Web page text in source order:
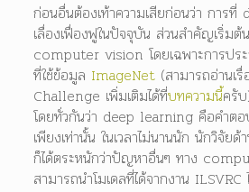
ก่อนอื่นต้องเท้าความเสียก่อนว่า การ
เลื่องเฟื่องฟูในปัจจุบัน ส่วนสำคัญเริ่มต้
computer vision โดยเฉพาะการปร
ที่ใช้ข้อมูล ImageNet(สามารถอ่านเ
Challenge เพิ่มเติมได้ที่บทความนี้ครั
โดยทั่วกันว่า deep learning คือคำต
เพียงเท่านั้น ในเวลาไม่นานนัก นักวิจั
ก็ได้ตระหนักว่าปัญหาอื่นๆ ทาง
สามารถนำโมเดลที่ได้จากงาน ILSVRC